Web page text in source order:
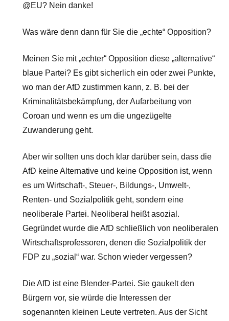
@EU? Nein danke!
Was wäre denn dann für Sie die „echte“ Opposition?
Meinen Sie mit „echter“ Opposition diese „alternative“
blaue Partei? Es gibt sicherlich ein oder zwei Punkte,
wo man der AfD zustimmen kann, z. B. bei der
Kriminalitätsbekämpfung, der Aufarbeitung von
Coroan und wenn es um die ungezügelte
Zuwanderung geht.
Aber wir sollten uns doch klar darüber sein, dass die
AfD keine Alternative und keine Opposition ist, wenn
es um Wirtschaft-, Steuer-, Bildungs-, Umwelt-,
Renten- und Sozialpolitik geht, sondern eine
neoliberale Partei. Neoliberal heißt asozial.
Gegründet wurde die AfD schließlich von neoliberalen
Wirtschaftsprofessoren, denen die Sozialpolitik der
FDP zu „sozial“ war. Schon wieder vergessen?
Die AfD ist eine Blender-Partei. Sie gaukelt den
Bürgern vor, sie würde die Interessen der
sogenannten kleinen Leute vertreten. Aus der Sicht